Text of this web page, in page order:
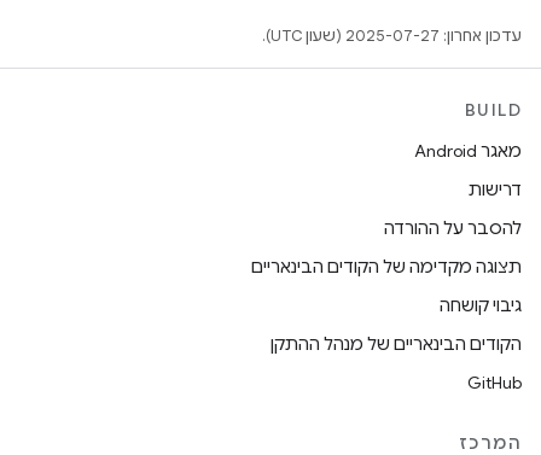
עדכון אחרון: 2025-07-27 (שעון UTC).
BUILD
מאגר Android
דרישות
להסבר על ההורדה
תצוגה מקדימה של הקודים הבינאריים
גיבוי קושחה
הקודים הבינאריים של מנהל ההתקן
GitHub
המרכז